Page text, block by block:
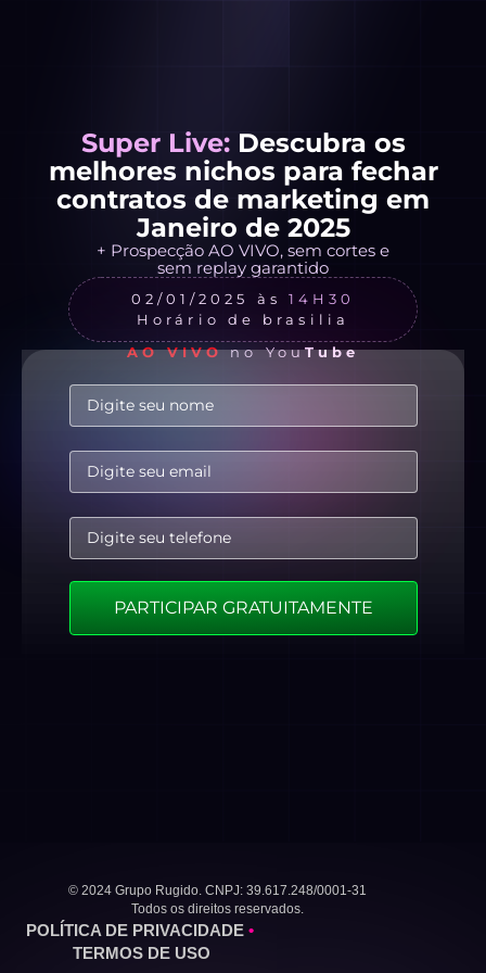
Super Live:Descubra os
melhores nichos para fechar
contratos de marketing em
Janeiro de 2025
+ Prospecção AO VIVO, sem cortes e
sem replay garantido
02/01/2025 às 14H30
Horário de brasilia
AO VIVOno YouTube
PARTICIPAR GRATUITAMENTE
© 2024 Grupo Rugido. CNPJ: 39.617.248/0001-31
Todos os direitos reservados.
POLÍTICA DE PRIVACIDADE•
TERMOS DE USO